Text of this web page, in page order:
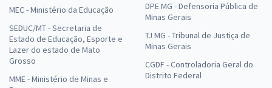
MEC - Ministério da Educação
SEDUC/MT - Secretaria de
Estado de Educação, Esporte e
Lazer do estado de Mato
Grosso
MME - Ministério de Minas e
DPE MG - Defensoria Pública de
Minas Gerais
TJ MG - Tribunal de Justiça de
Minas Gerais
CGDF - Controladoria Geral do
Distrito Federal